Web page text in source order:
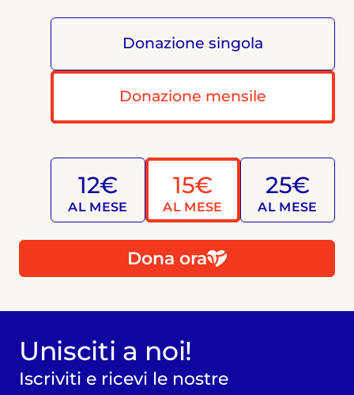
Donazione singola
Donazione mensile
12€
AL MESE
15€
AL MESE
25€
AL MESE
Dona ora
Unisciti a noi!
Iscriviti e ricevi le nostre